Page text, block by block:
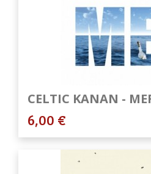
CELTIC KANAN -
6,00 €